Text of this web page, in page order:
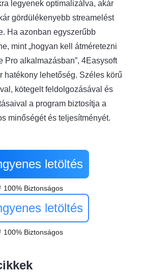
legyenek optimalizálva, akár
gördülékenyebb streamelést
Ha azonban egyszerűbb
mint „hogyan kell átméretezni
Pro alkalmazásban”, 4Easysoft
hatékony lehetőség. Széles körű
kötegelt feldolgozásával és
a program biztosítja a
minőségét és teljesítményét.
letöltés
100% Biztonságos
letöltés
100% Biztonságos